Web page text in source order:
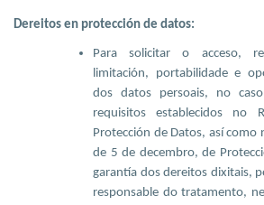
Dereitos en protección de datos:
Para solicitar o acceso,
limitación, portabilidade e
dos datos persoais, no
requisitos establecidos no
Protección de Datos, así como
de 5 de decembro, de
garantía dos dereitos dixitais,
responsable do tratamento,